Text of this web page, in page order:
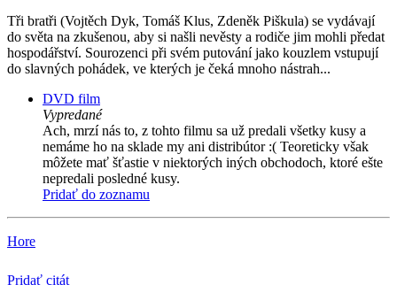
Tři bratři (Vojtěch Dyk, Tomáš Klus, Zdeněk Piškula) se vydávají
do světa na zkušenou, aby si našli nevěsty a rodiče jim mohli předat
hospodářství. Sourozenci při svém putování jako kouzlem vstupují
do slavných pohádek, ve kterých je čeká mnoho nástrah...
DVD film
Vypredané
Ach, mrzí nás to, z tohto filmu sa už predali všetky kusy a
nemáme ho na sklade my ani distribútor :( Teoreticky však
môžete mať šťastie v niektorých iných obchodoch, ktoré ešte
nepredali posledné kusy.
Pridať do zoznamu
Hore
Pridať citát